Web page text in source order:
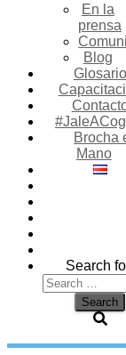
En la
prensa
Blog
Glosario
Brocha
Mano
Search